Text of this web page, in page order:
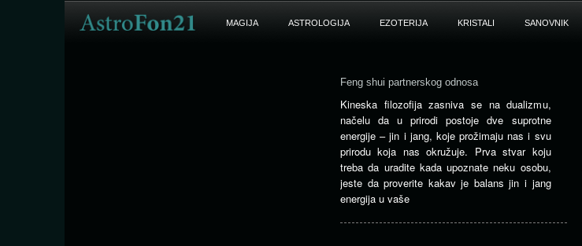
MAGIJA ASTROLOGIJA EZOTERIJA KRISTALI SANOVNIK
Feng shui partnerskog odnosa
Kineska filozofija zasniva se na dualizmu,
načelu da u prirodi postoje dve suprotne
energije – jin i jang, koje prožimaju nas i svu
prirodu koja nas okružuje. Prva stvar koju
treba da uradite kada upoznate neku osobu,
jeste da proverite kakav je balans jin i jang
energija u vaše